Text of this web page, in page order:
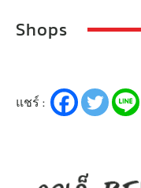
Shops
แชร์ :